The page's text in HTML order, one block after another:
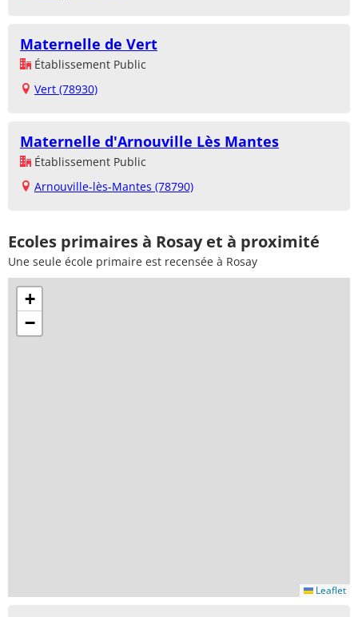
Maternelle de Vert
Établissement Public
Vert (78930)
Maternelle d'Arnouville Lès Mantes
Établissement Public
Arnouville-lès-Mantes (78790)
Ecoles primaires à Rosay et à proximité
Une seule école primaire est recensée à Rosay
+
−
Leaflet